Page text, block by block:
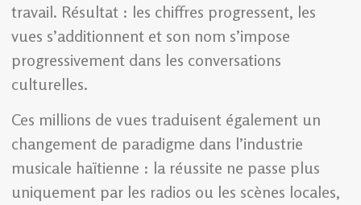
travail. Résultat : les chiffres progressent, les
vues s’additionnent et son nom s’impose
progressivement dans les conversations
culturelles.
Ces millions de vues traduisent également un
changement de paradigme dans l’industrie
musicale haïtienne : la réussite ne passe plus
uniquement par les radios ou les scènes locales,